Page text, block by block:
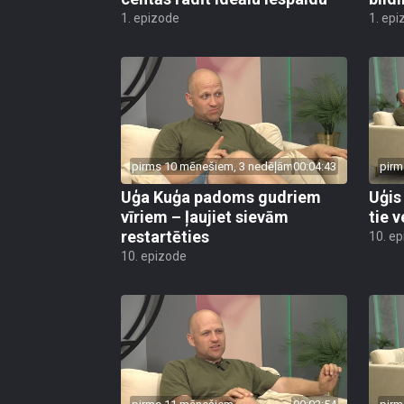
1. epizode 1.
pirms 10 mēnešiem, 3 nedēļām00:04:43
Uģa Kuģa padoms gudriem
vīriem – ļaujiet sievām
restartēties
10. epizode
tie
10.